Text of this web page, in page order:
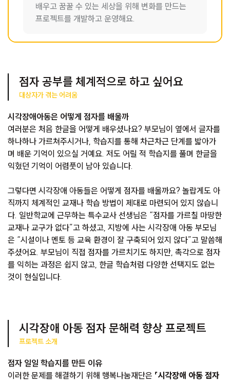
배우고 꿈꿀 수 있는 세상을 위해 변화를 만드는
프로젝트를 개발하고 운영해요.
점자 공부를 체계적으로 하고 싶어요
대상자가 겪는 어려움
시각장애아동은 어떻게 점자를 배울까
여러분은 처음 한글을 어떻게 배우셨나요? 부모님이 옆에서 글자를
하나하나 가르쳐주시거나, 학습지를 통해 차근차근 단계를 밟아가
며 배운 기억이 있으실 거예요. 저도 어릴 적 학습지를 풀며 한글을
익혔던 기억이 어렴풋이 남아 있습니다.
그렇다면 시각장애 아동들은 어떻게 점자를 배울까요? 놀랍게도 아
직까지 체계적인 교재나 학습 방법이 제대로 마련되어 있지 않습니
다. 일반학교에 근무하는 특수교사 선생님은 “점자를 가르칠 마땅한
교재나 교구가 없다”고 하셨고, 지방에 사는 시각장애 아동 부모님
은 “시설이나 멘토 등 교육 환경이 잘 구축되어 있지 않다”고 말씀해
주셨어요. 부모님이 직접 점자를 가르치기도 하지만, 촉각으로 점자
를 익히는 과정은 쉽지 않고, 한글 학습처럼 다양한 선택지도 없는
것이 현실입니다.
시각장애 아동 점자 문해력 향상 프로젝트
프로젝트 소개
점자 일일 학습지를 만든 이유
이러한 문제를 해결하기 위해 행복나눔재단은 「시각장애 아동 점자